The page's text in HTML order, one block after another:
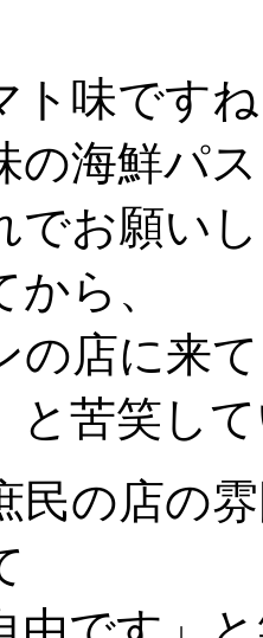
ト味です
の海鮮パ
でお願い
ら、
の店に来
と苦笑し
民の店の